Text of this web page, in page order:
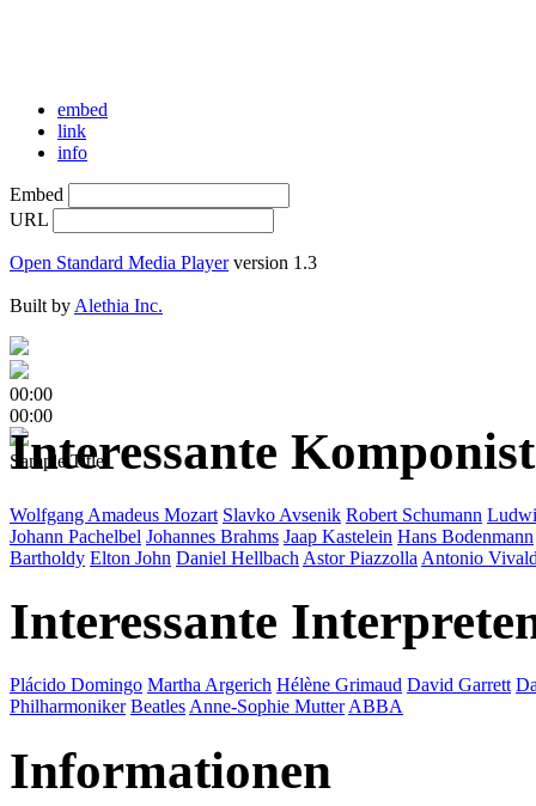
embed
link
info
Embed
URL
Open Standard Media Playerversion 1.3
Built by Alethia Inc.
00:00
00:00
Sample Title
Interessante
Wolfgang Amadeus Mozart Slavko Avsenik Robert Schumann
Johann Pachelbel Johannes Brahms Jaap Kastelein Hans Bodenmann
Bartholdy Elton John Daniel Hellbach Astor Piazzolla Antonio
Interessante
Plácido Domingo Martha Argerich Hélène Grimaud David Garrett
Philharmoniker Beatles Anne-Sophie Mutter ABBA
Informationen